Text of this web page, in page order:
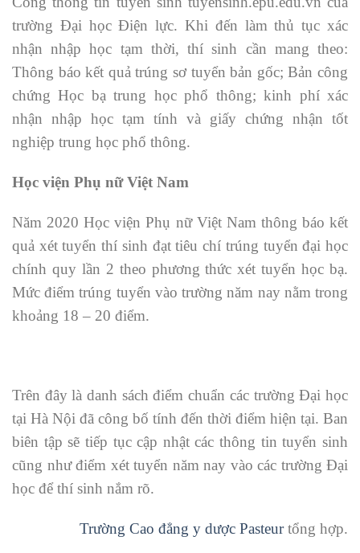
trường Đại học Điện lực. Khi đến làm thủ tục xác
nhận nhập học tạm thời, thí sinh cần mang theo:
Thông báo kết quả trúng sơ tuyển bản gốc; Bản công
chứng Học bạ trung học phổ thông; kinh phí xác
nhận nhập học tạm tính và giấy chứng nhận tốt
nghiệp trung học phổ thông.
Học viện Phụ nữ Việt Nam
Năm 2020 Học viện Phụ nữ Việt Nam thông báo kết
quả xét tuyển thí sinh đạt tiêu chí trúng tuyển đại học
chính quy lần 2 theo phương thức xét tuyển học bạ.
Mức điểm trúng tuyển vào trường năm nay nằm trong
khoảng 18 – 20 điểm.
Trên đây là danh sách điểm chuẩn các trường Đại học
tại Hà Nội đã công bố tính đến thời điểm hiện tại. Ban
biên tập sẽ tiếp tục cập nhật các thông tin tuyển sinh
cũng như điểm xét tuyển năm nay vào các trường Đại
học để thí sinh nắm rõ.
Trường Cao đẳng y dược Pasteurtổng hợp.